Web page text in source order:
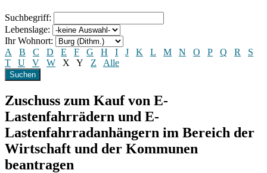
Suchbegriff:
Lebenslage:
Ihr Wohnort:
A
B C D E F G H I J K L M N O P Q R
S
T
U V W X Y Z Alle
Zuschuss zum Kauf von E-
Lastenfahrrädern und E-
Lastenfahrradanhängern im Bereich der
Wirtschaft und der Kommunen
beantragen